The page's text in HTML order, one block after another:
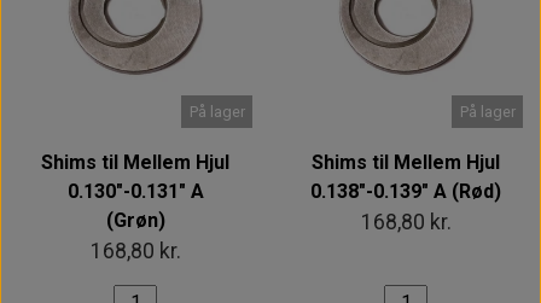
På lager
Shims til Mellem Hjul
0.130"-0.131" A
(Grøn)
168,80 kr.
På lager
Shims til Mellem Hjul
0.138"-0.139" A (Rød)
168,80 kr.